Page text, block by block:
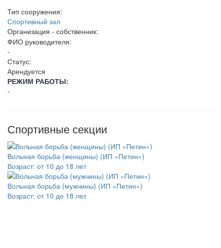
Тип сооружения:
Спортивный зал
Организация - собственник:
ФИО руководителя:
-
Статус:
Арендуется
РЕЖИМ РАБОТЫ:
-
Спортивные секции
Вольная борьба (женщины) (ИП «Петин»)
Возраст: от 10 до 18 лет
Вольная борьба (мужчины) (ИП «Петин»)
Возраст: от 10 до 18 лет